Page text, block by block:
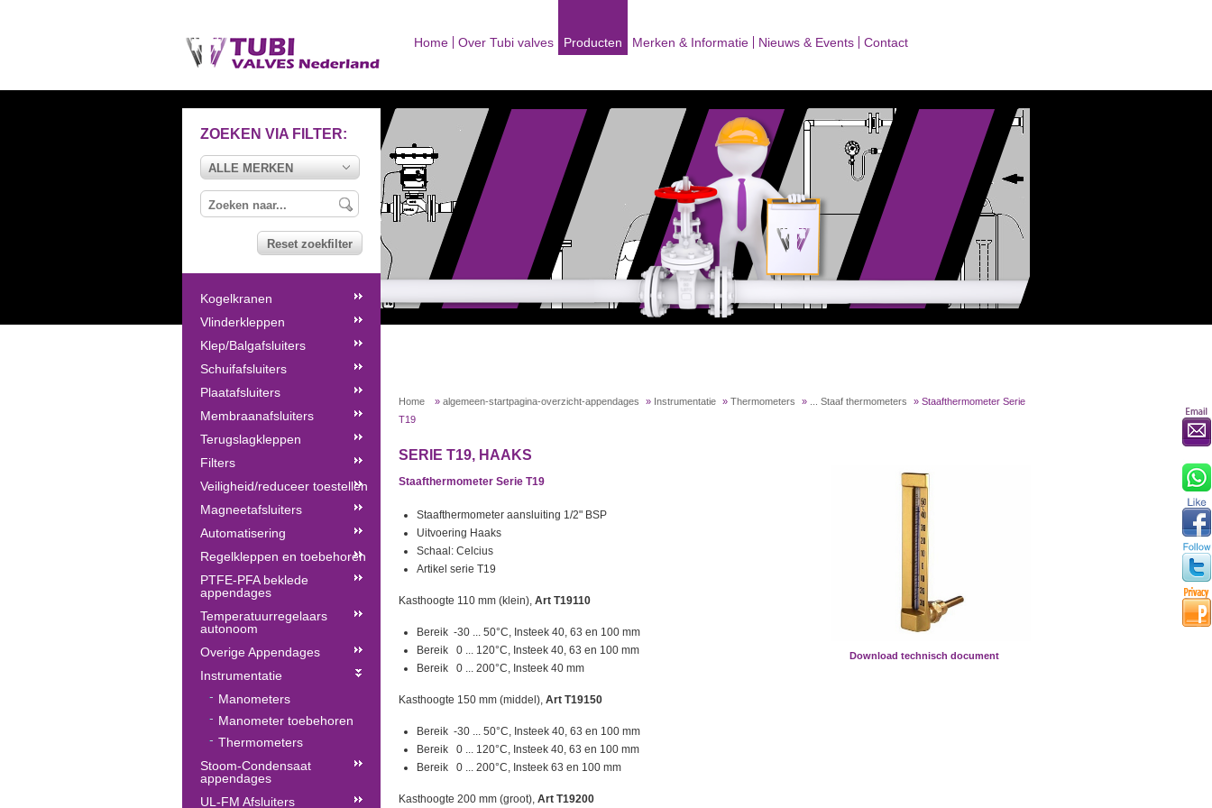
Home Over Tubi valves Producten Merken & Informatie Nieuws & Events Contact
Home » algemeen-startpagina-overzicht-appendages » Instrumentatie » Thermometers » ... Staaf thermometers » Staafthermometer Serie
T19
SERIE T19, HAAKS
Staafthermometer Serie T19
Staafthermometer aansluiting 1/2" BSP
Uitvoering Haaks
Schaal: Celcius
Artikel serie T19
Kasthoogte 110 mm (klein), Art T19110
Bereik -30 ... 50°C, Insteek 40, 63 en 100 mm
Bereik 0 ... 120°C, Insteek 40, 63 en 100 mm
Bereik 0 ... 200°C, Insteek 40 mm
Kasthoogte 150 mm (middel), Art T19150
Bereik -30 ... 50°C, Insteek 40, 63 en 100 mm
Bereik 0 ... 120°C, Insteek 40, 63 en 100 mm
Bereik 0 ... 200°C, Insteek 63 en 100 mm
Kasthoogte 200 mm (groot), Art T19200
Download technisch document
ZOEKEN VIA FILTER:
ALLE MERKEN
Reset zoekfilter
Kogelkranen
Vlinderkleppen
Klep/Balgafsluiters
Schuifafsluiters
Plaatafsluiters
Membraanafsluiters
Terugslagkleppen
Filters
Veiligheid/reduceer toestellen
Magneetafsluiters
Automatisering
Regelkleppen en toebehoren
PTFE-PFA beklede
appendages
Temperatuurregelaars
autonoom
Overige Appendages
Instrumentatie
Manometers
Manometer toebehoren
Thermometers
Stoom-Condensaat
appendages
UL-FM Afsluiters